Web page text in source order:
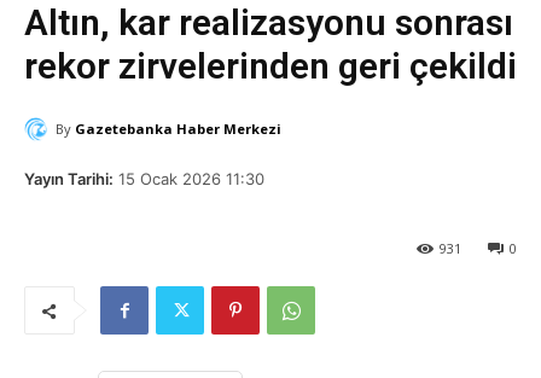
Altın, kar realizasyonu sonrası
rekor zirvelerinden geri çekildi
By Gazetebanka Haber Merkezi
Yayın Tarihi: 15 Ocak 2026 11:30
0
931